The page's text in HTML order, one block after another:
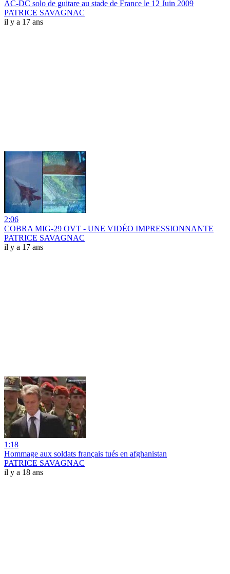
AC-DC solo de guitare au stade de France le 12 Juin 2009
PATRICE SAVAGNAC
il y a 17 ans
2:06
COBRA MIG-29 OVT - UNE VIDÉO IMPRESSIONNANTE
PATRICE SAVAGNAC
il y a 17 ans
1:18
Hommage aux soldats français tués en afghanistan
PATRICE SAVAGNAC
il y a 18 ans